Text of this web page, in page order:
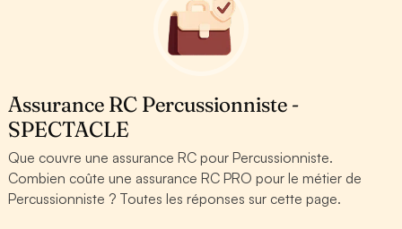
Assurance RC Percussionniste -
SPECTACLE
Que couvre une assurance RC pour Percussionniste.
Combien coûte une assurance RC PRO pour le métier de
Percussionniste ? Toutes les réponses sur cette page.